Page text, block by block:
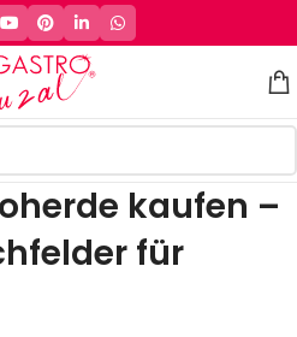
kaufen –
für